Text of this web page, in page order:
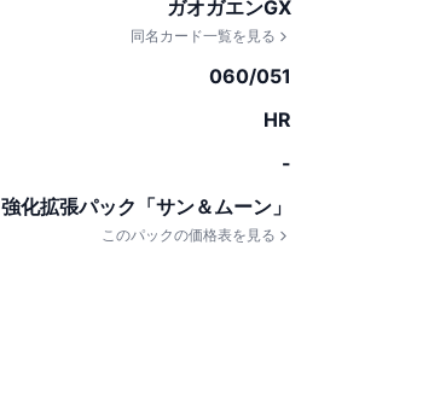
ガオガエンGX
同名カード一覧を見る
060/051
HR
-
強化拡張パック「サン＆ムーン」
このパックの価格表を見る